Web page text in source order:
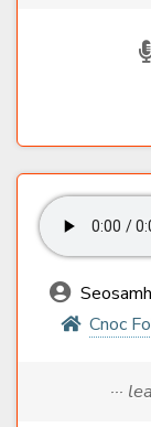
Cnoc
···